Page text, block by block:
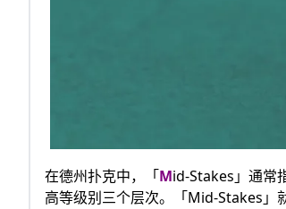
在德州扑克中，「Mid-Stakes」通常
高等级别三个层次。「Mid-Stakes」